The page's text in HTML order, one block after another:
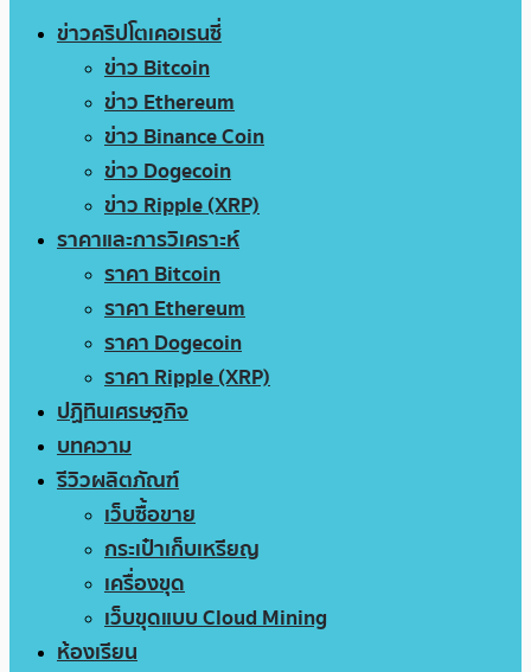
ข่าวคริปโตเคอเรนซี่
ข่าว Bitcoin
ข่าว Ethereum
ข่าว Binance Coin
ข่าว Dogecoin
ข่าว Ripple (XRP)
ราคาและการวิเคราะห์
ราคา Bitcoin
ราคา Ethereum
ราคา Dogecoin
ราคา Ripple (XRP)
ปฏิทินเศรษฐกิจ
บทความ
รีวิวผลิตภัณฑ์
เว็บซื้อขาย
กระเป๋าเก็บเหรียญ
เครื่องขุด
เว็บขุดแบบ Cloud Mining
ห้องเรียน